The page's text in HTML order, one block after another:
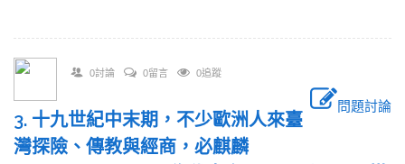
0討論 0留言 0追蹤
問題討論
3. 十九世紀中末期，不少歐洲人來臺
灣探險、傳教與經商，必麒麟